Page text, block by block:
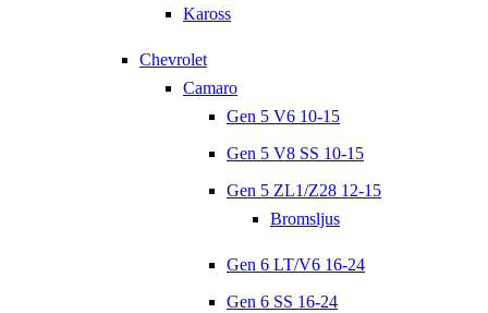
Kaross
Chevrolet
Camaro
Gen 5 V6 10-15
Gen 5 V8 SS 10-15
Gen 5 ZL1/Z28 12-15
Bromsljus
Gen 6 LT/V6 16-24
Gen 6 SS 16-24